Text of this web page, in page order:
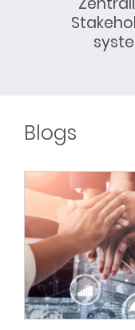
Blogs